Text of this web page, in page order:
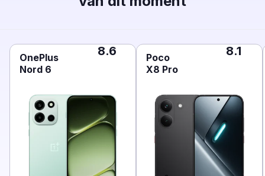
OnePlus
Nord 6
8.6
Poco
X8 Pro
8.1